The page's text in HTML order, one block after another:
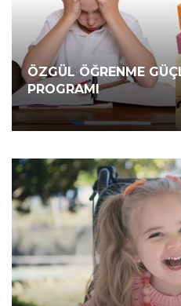
ÖZGÜL ÖĞRENME
PROGRAMI